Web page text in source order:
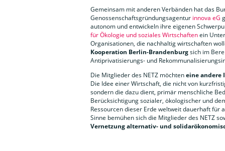
Gemeinsam mit anderen Verbänden hat das
Genossenschaftsgründungsagentur innova eG
autonom und entwickeln ihre eigenen
für Ökologie und soziales Wirtschaftenein
Organisationen, die nachhaltig wirtschaften
Kooperation Berlin-Brandenburgsich im
Antiprivatisierungs- und
Die Mitglieder des NETZ möchteneine andere
Die Idee einer Wirtschaft, die nicht von
sondern die dazu dient, primär menschliche
Berücksichtigung sozialer, ökologischer und
Ressourcen dieser Erde weltweit dauerhaft für
Sinne bemühen sich die Mitglieder des NETZ
Vernetzung alternativ- und